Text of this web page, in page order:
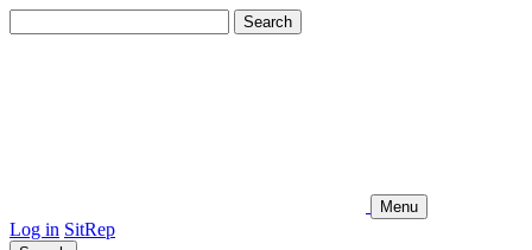
for:
Menu
Log in SitRep